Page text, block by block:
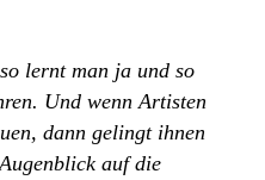
lernt man ja und so
Und wenn Artisten
dann gelingt ihnen
auf die